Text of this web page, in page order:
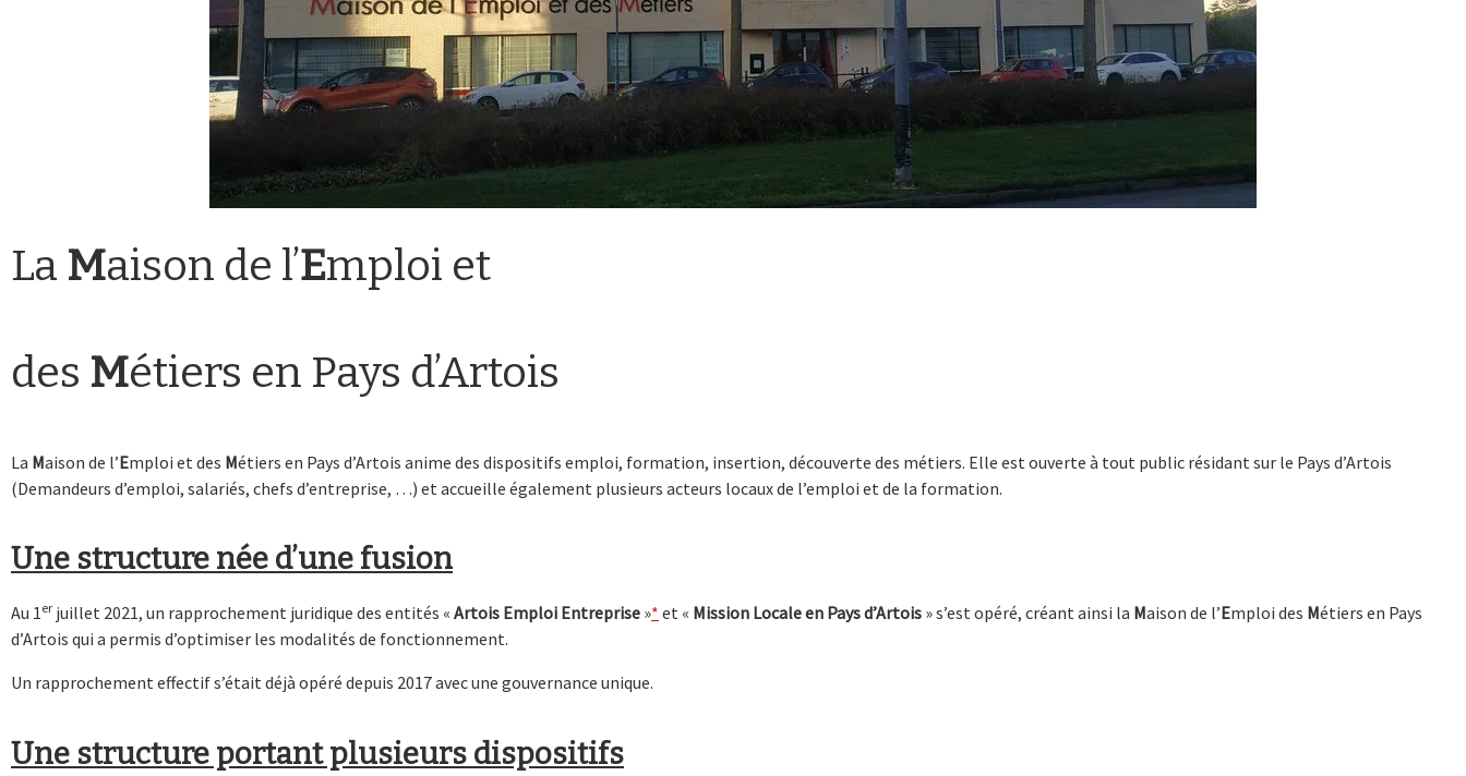
La Maison de l’Emploi et
des Métiers en Pays d’Artois
La Maison de l’Emploi et des Métiers en Pays d’Artois anime des dispositifs emploi, formation, insertion, découverte des métiers. Elle est ouverte à tout public résidant sur le Pays d’Artois
(Demandeurs d’emploi, salariés, chefs d’entreprise, …) et accueille également plusieurs acteurs locaux de l’emploi et de la formation.
Une structure née d’une fusion
Au 1er juillet 2021, un rapprochement juridique des entités « Artois Emploi Entreprise »* et « Mission Locale en Pays d’Artois » s’est opéré, créant ainsi la Maison de l’Emploi des Métiers en Pays
d’Artois qui a permis d’optimiser les modalités de fonctionnement.
Un rapprochement effectif s’était déjà opéré depuis 2017 avec une gouvernance unique.
Une structure portant plusieurs dispositifs